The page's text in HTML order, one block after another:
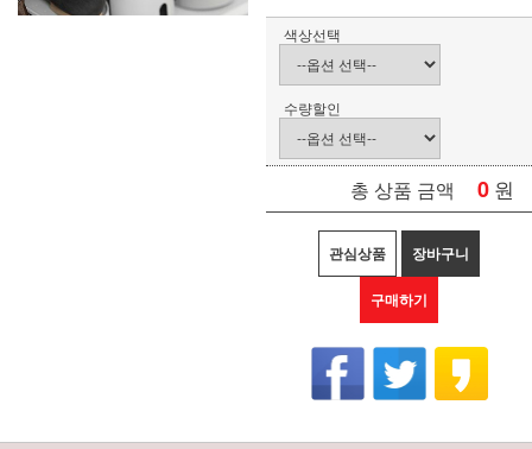
색상선택
수량할인
총 상품 금액 0 원
관심상품 장바구니
구매하기